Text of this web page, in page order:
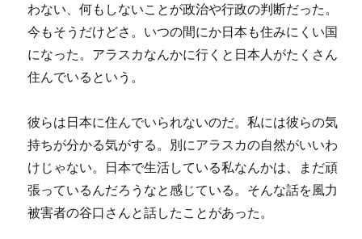
わない、何もしないことが政治や行政の判断だった。
今もそうだけどさ。いつの間にか日本も住みにくい国
になった。アラスカなんかに行くと日本人がたくさん
住んでいるという。
彼らは日本に住んでいられないのだ。私には彼らの気
持ちが分かる気がする。別にアラスカの自然がいいわ
けじゃない。日本で生活している私なんかは、まだ頑
張っているんだろうなと感じている。そんな話を風力
被害者の谷口さんと話したことがあった。